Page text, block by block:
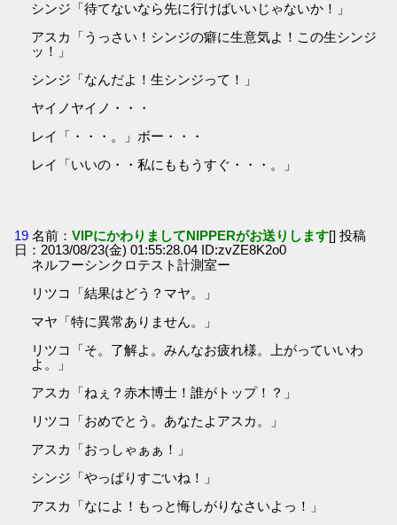
シンジ「待てないなら先に行けばいいじゃないか！」
アスカ「うっさい！シンジの癖に生意気よ！この生シンジ
ッ！」
シンジ「なんだよ！生シンジって！」
ヤイノヤイノ・・・
レイ「・・・。」ボー・・・
レイ「いいの・・私にももうすぐ・・・。」
19 名前：VIPにかわりましてNIPPERがお送りします[] 投稿
日：2013/08/23(金) 01:55:28.04 ID:zvZE8K2o0
ネルフーシンクロテスト計測室ー
リツコ「結果はどう？マヤ。」
マヤ「特に異常ありません。」
リツコ「そ。了解よ。みんなお疲れ様。上がっていいわ
よ。」
アスカ「ねぇ？赤木博士！誰がトップ！？」
リツコ「おめでとう。あなたよアスカ。」
アスカ「おっしゃぁぁ！」
シンジ「やっぱりすごいね！」
アスカ「なによ！もっと悔しがりなさいよっ！」